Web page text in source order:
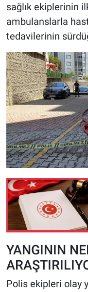
sağlık ekiplerinin
ambulanslarla
tedavilerinin
YANGININ
Polis ekipleri olay